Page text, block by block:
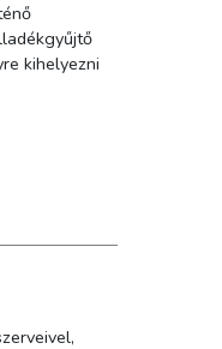
kihelyezni